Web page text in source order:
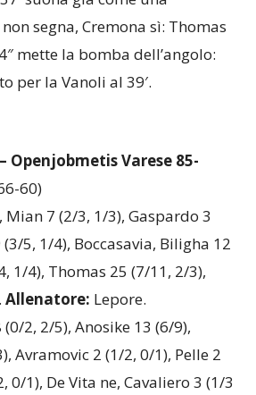
segna, Cremona sì: Thomas
mette la bomba dell’angolo:
per la Vanoli al 39′.
Openjobmetis Varese 85-
60)
Mian 7 (2/3, 1/3), Gaspardo 3
5, 1/4), Boccasavia, Biligha 12
1/4), Thomas 25 (7/11, 2/3),
Allenatore: Lepore.
(0/2, 2/5), Anosike 13 (6/9),
Avramovic 2 (1/2, 0/1), Pelle 2
0/1), De Vita ne, Cavaliero 3 (1/3